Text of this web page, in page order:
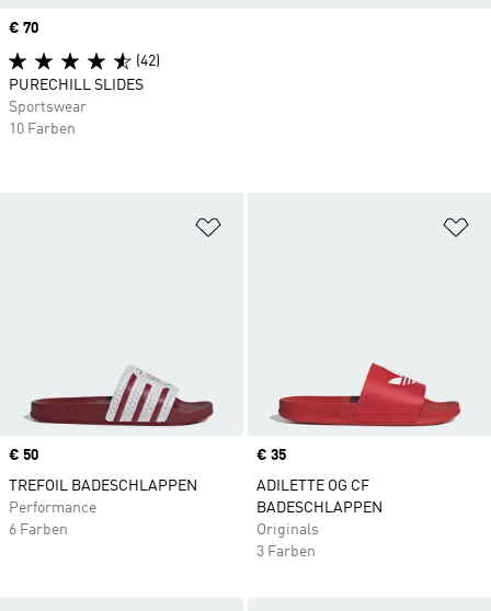
Price
€ 50
TREFOIL BADESCHLAPPEN
Performance
6 Farben
Price
€ 35
ADILETTE OG CF
BADESCHLAPPEN
Originals
3 Farben
Price
€ 70
(42)
PURECHILL SLIDES
Sportswear
10 Farben